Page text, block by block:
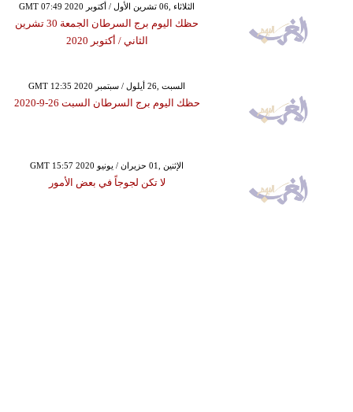
GMT 07:49 2020 الثلاثاء ,06 تشرين الأول / أكتوبر
حظك اليوم برج السرطان الجمعة 30 تشرين
الثاني / أكتوبر 2020
GMT 12:35 2020 السبت ,26 أيلول / سبتمبر
حظك اليوم برج السرطان السبت 26-9-2020
GMT 15:57 2020 الإثنين ,01 حزيران / يونيو
لا تكن لجوجاً في بعض الأمور